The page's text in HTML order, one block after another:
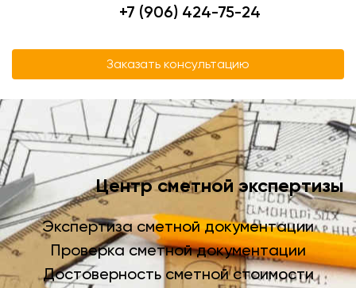
+7 (906) 424-75-24
Заказать консультацию
Центр сметной экспертизы
Экспертиза сметной документации
Проверка сметной документации
Достоверность сметной стоимости